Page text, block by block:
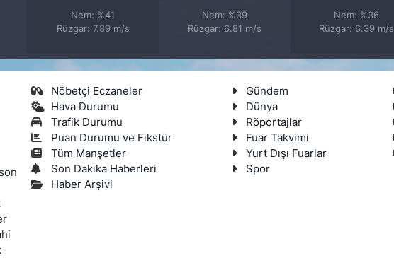
Nem: %41
Rüzgar: 7.89 m/s
Nem: %39
Rüzgar: 6.81 m/s
Nem: %36
Rüzgar: 6.39 m/s
Nöbetçi Eczaneler
Hava Durumu
Trafik Durumu
Puan Durumu ve Fikstür
Tüm Manşetler
Son Dakika Haberleri
Haber Arşivi
Gündem
Dünya
Röportajlar
Fuar Takvimi
Yurt Dışı Fuarlar
Spor